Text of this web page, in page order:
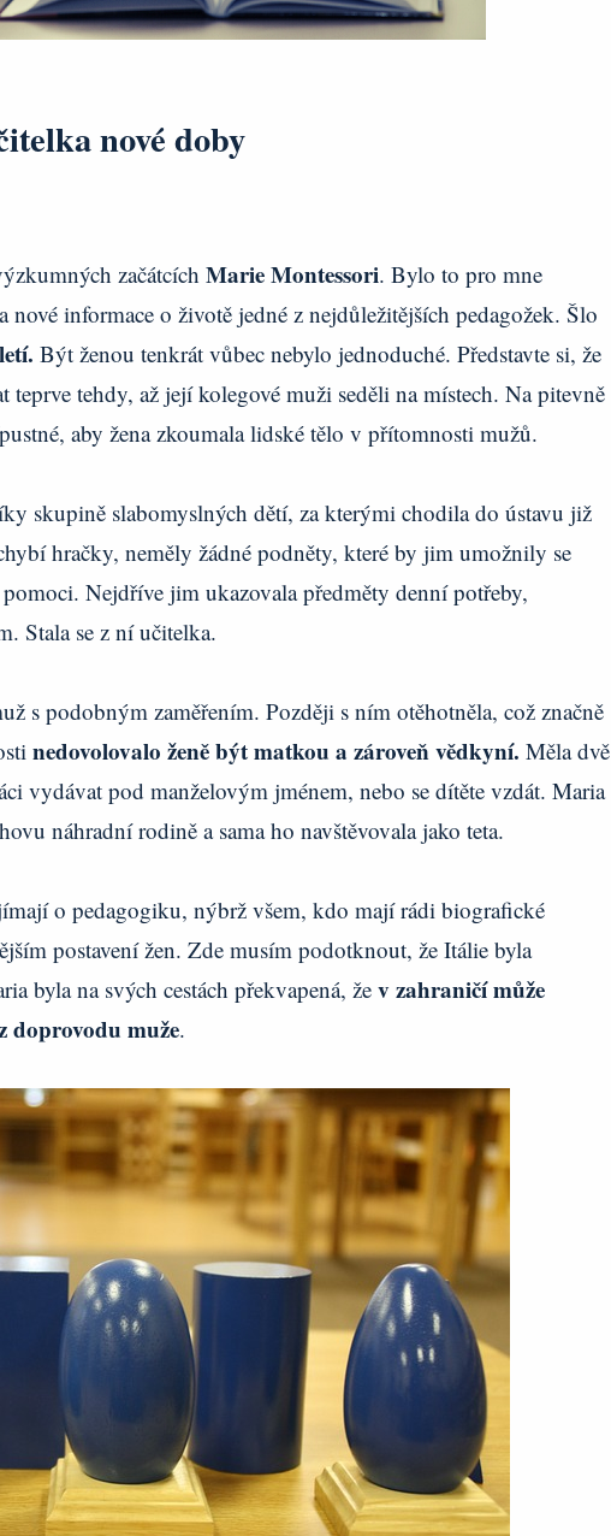
nové doby
začátcích Marie Montessori. Bylo to pro mne
nové informace o životě jedné z nejdůležitějších pedagožek. Šlo
Být ženou tenkrát vůbec nebylo jednoduché. Představte si, že
tehdy, až její kolegové muži seděli na místech. Na pitevně
aby žena zkoumala lidské tělo v přítomnosti mužů.
skupině slabomyslných dětí, za kterými chodila do ústavu již
hračky, neměly žádné podněty, které by jim umožnily se
Nejdříve jim ukazovala předměty denní potřeby,
Stala se z ní učitelka.
s podobným zaměřením. Později s ním otěhotněla, což značně
nedovolovalo ženě být matkou a zároveň vědkyní. Měla dvě
vydávat pod manželovým jménem, nebo se dítěte vzdát. Maria
náhradní rodině a sama ho navštěvovala jako teta.
o pedagogiku, nýbrž všem, kdo mají rádi biografické
postavení žen. Zde musím podotknout, že Itálie byla
byla na svých cestách překvapená, že v zahraničí může
doprovodu muže.